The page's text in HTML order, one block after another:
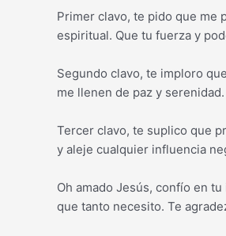
Primer clavo, te pido que me
espiritual. Que tu fuerza y
Segundo clavo, te imploro
me llenen de paz y
Tercer clavo, te suplico que
y aleje cualquier influencia
Oh amado Jesús, confío en
que tanto necesito. Te